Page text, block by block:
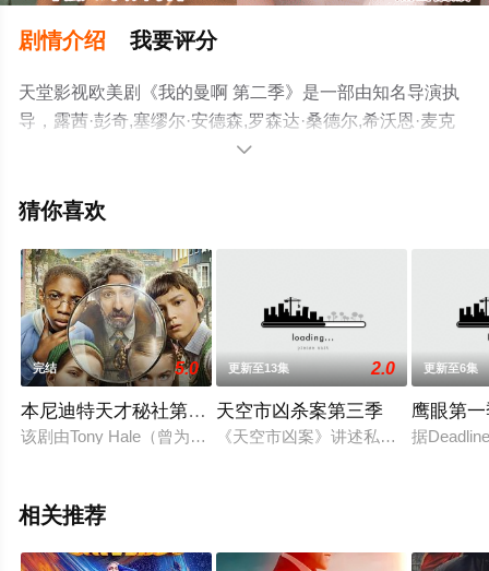
剧情介绍 我要评分
天堂影视欧美剧《我的曼啊 第二季》是一部由知名导演执
导，露茜·彭奇,塞缪尔·安德森,罗森达·桑德尔,希沃恩·麦克
斯维尼,乔安娜·拉姆利,菲利帕·邓
绎的英国电视剧，大结局剧情已揭晓（1-6全集），手机免
多相关信息可移步至豆瓣电视剧、电视猫或剧情网等平台
了解。

猜你喜欢
完结 5.0
本尼迪特天才秘社第一季
该剧由Tony Hale（曾为《玩具总动员4》叉叉配音）和Kristen
更新至13集 2.0
天空市凶杀案第三季
《天空市凶案》讲述私人侦探
更新至6集
鹰眼第
据
相关推荐